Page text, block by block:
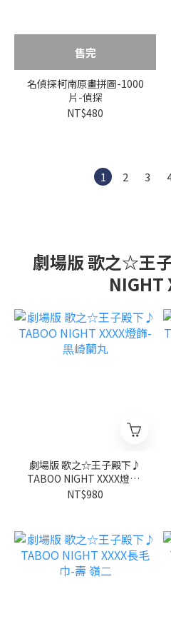
售完
名偵探柯南原畫拼圖-1000
片-偵探
NT$480
1 2 3
劇場版 歌之☆王
NIGHT
劇場版 歌之☆王子殿下♪
TABOO NIGHT XXXX燈飾-
黒崎蘭丸
NT$980